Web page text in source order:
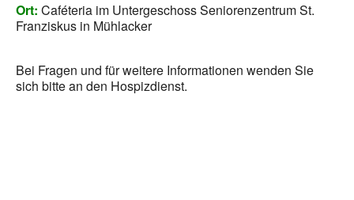
Ort: Caféteria im Untergeschoss Seniorenzentrum St.
Franziskus in Mühlacker
Bei Fragen und für weitere Informationen wenden Sie
sich bitte an den Hospizdienst.